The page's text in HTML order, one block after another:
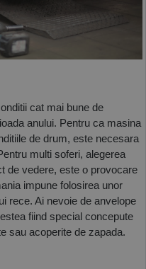
)
cat mai bune de
anului. Pentru ca masina
de drum, este necesara
multi soferi, alegerea
de vedere, este o provocare
impune folosirea unor
rece. Ai nevoie de anvelope
fiind special concepute
sau acoperite de zapada.